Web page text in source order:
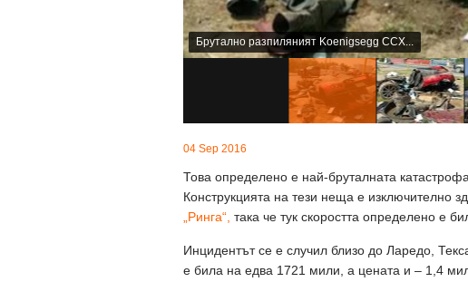
Брутално разпиляният Koenigsegg CCX...
04 Sep 2016
Това определено е най-бруталната
Конструкцията на тези неща е изключително
„Ринга“, така че тук скоростта определено е
Инцидентът се е случил близо до Ларедо,
е била на едва 1721 мили, а цената и – 1,4